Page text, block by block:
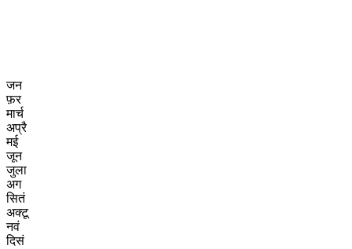
जन
फ़र
मार्च
अप्रै
मई
जून
जुला
अग
सितं
अक्टू
नवं
दिसं